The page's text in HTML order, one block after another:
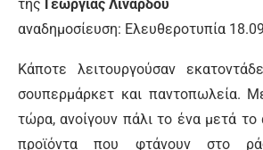
της Γεωργίας Λινάρδου
αναδημοσίευση: Ελευθεροτυπία 18.09
Κάποτε λειτουργούσαν
σουπερμάρκετ και παντοπωλεία.
τώρα, ανοίγουν πάλι το ένα μετά το
προϊόντα που φτάνουν στο